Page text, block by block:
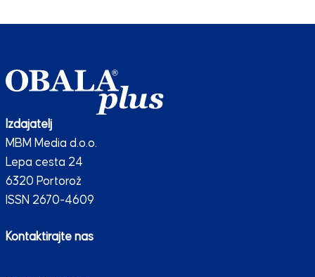
Izdajatelj
MBM Media d.o.o.
Lepa cesta 24
6320 Portorož
ISSN 2670-4609
Kontaktirajte nas